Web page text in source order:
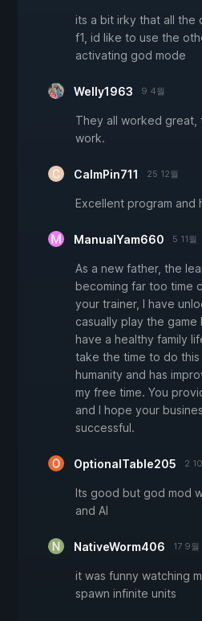
its a bit irky that all the
f1, id like to use the
activating god mode
Welly1963 9 4월
They all worked great,
work.
CalmPin711 25 12월
Excellent program and
ManualYam660 5 11월
As a new father, the
becoming far too time
your trainer, I have
casually play the game
have a healthy family
take the time to do
humanity and has
my free time. You
and I hope your
successful.
OptionalTable205 2
Its good but god mod
and AI
NativeWorm406 17 9월
it was funny watching
spawn infinite units